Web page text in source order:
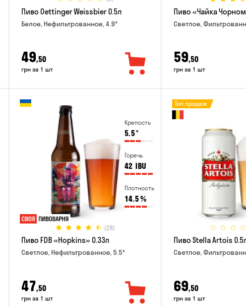
Пиво Oettinger Weissbier 0.5л
Белое, Нефильтрованное, 4.9°
49,50
грн за 1 шт
Пиво «Чайка
Светлое,
59,50
грн за 1 шт
Крепость
5.5°
Горечь
42 IBU
Плотность
14.5%
(28)
Пиво FDB «Hopkins» 0.33л
Светлое, Нефильтрованное, 5.5°
47,50
грн за 1 шт
Топ продаж
Пиво Stella Artois
Светлое,
69,50
грн за 1 шт